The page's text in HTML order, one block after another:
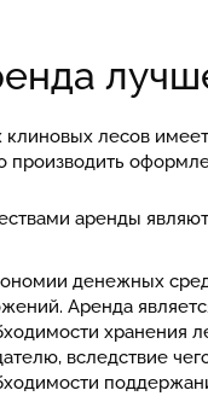
лесов
производить
аренды
денежных
Аренда
хранения
вследствие